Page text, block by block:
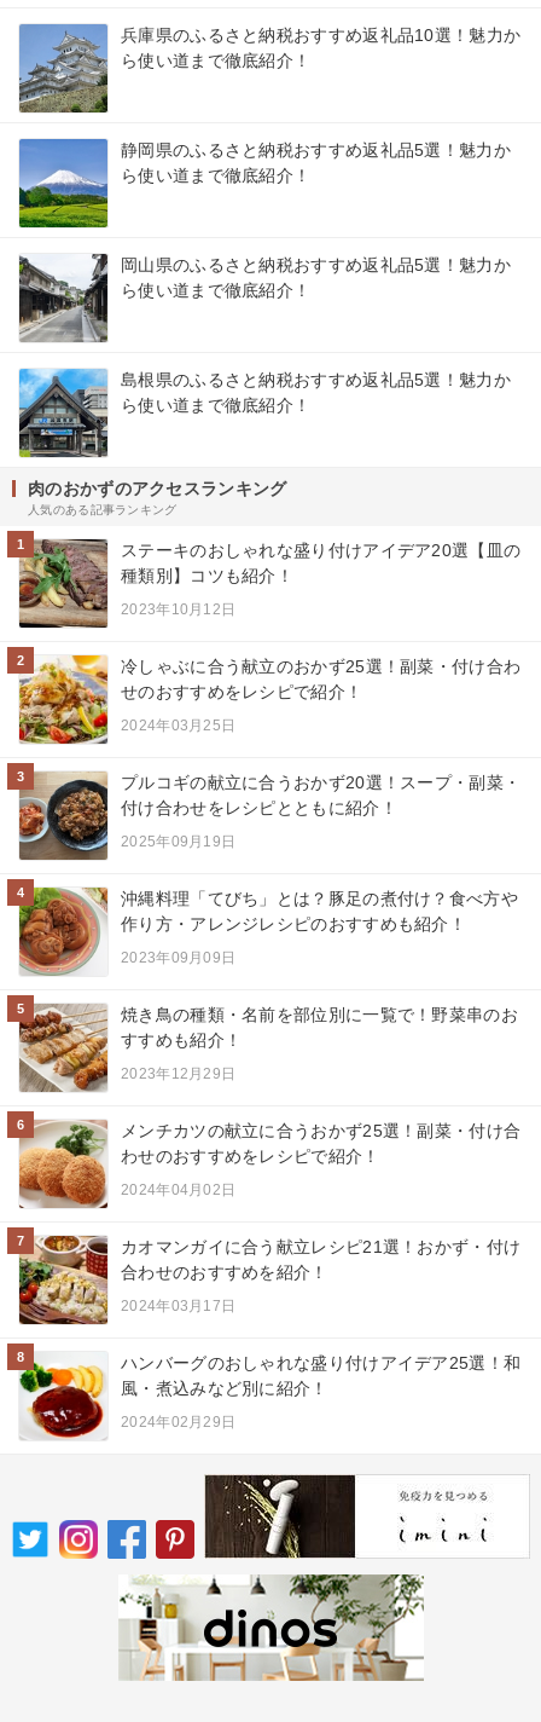
兵庫県のふるさと納税おすすめ返礼品10選！魅力か
ら使い道まで徹底紹介！
静岡県のふるさと納税おすすめ返礼品5選！魅力か
ら使い道まで徹底紹介！
岡山県のふるさと納税おすすめ返礼品5選！魅力か
ら使い道まで徹底紹介！
島根県のふるさと納税おすすめ返礼品5選！魅力か
ら使い道まで徹底紹介！
肉のおかずのアクセスランキング
人気のある記事ランキング
1
ステーキのおしゃれな盛り付けアイデア20選【皿の
種類別】コツも紹介！
2023年10月12日
2
冷しゃぶに合う献立のおかず25選！副菜・付け合わ
せのおすすめをレシピで紹介！
2024年03月25日
3
プルコギの献立に合うおかず20選！スープ・副菜・
付け合わせをレシピとともに紹介！
2025年09月19日
4
沖縄料理「てびち」とは？豚足の煮付け？食べ方や
作り方・アレンジレシピのおすすめも紹介！
2023年09月09日
5
焼き鳥の種類・名前を部位別に一覧で！野菜串のお
すすめも紹介！
2023年12月29日
6
メンチカツの献立に合うおかず25選！副菜・付け合
わせのおすすめをレシピで紹介！
2024年04月02日
7
カオマンガイに合う献立レシピ21選！おかず・付け
合わせのおすすめを紹介！
2024年03月17日
8
ハンバーグのおしゃれな盛り付けアイデア25選！和
風・煮込みなど別に紹介！
2024年02月29日